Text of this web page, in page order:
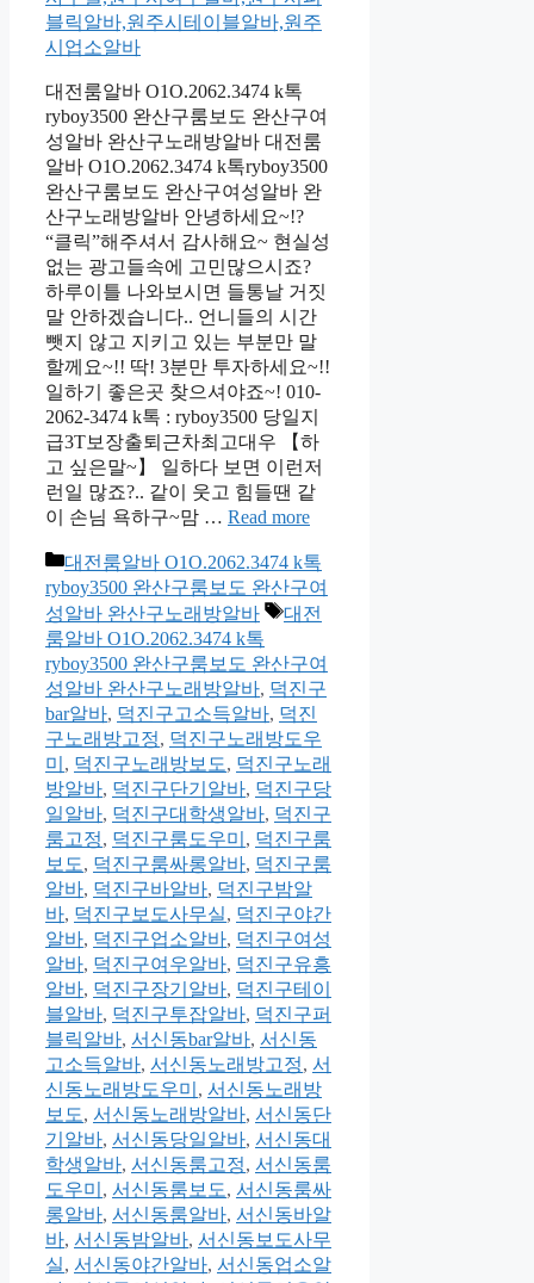
대전룸알바 O1O.2062.3474 k톡
ryboy3500 완산구룸보도 완산구여
성알바 완산구노래방알바 대전룸
알바 O1O.2062.3474 k톡ryboy3500
완산구룸보도 완산구여성알바 완
산구노래방알바 안녕하세요~!?
“클릭”해주셔서 감사해요~ 현실성
없는 광고들속에 고민많으시죠?
하루이틀 나와보시면 들통날 거짓
말 안하겠습니다.. 언니들의 시간
뺏지 않고 지키고 있는 부분만 말
할께요~!! 딱! 3분만 투자하세요~!!
일하기 좋은곳 찾으셔야죠~! 010-
2062-3474 k톡 : ryboy3500 당일지
급3T보장출퇴근차최고대우 【하
고 싶은말~】 일하다 보면 이런저
런일 많죠?.. 같이 웃고 힘들땐 같
이 손님 욕하구~맘 … Read more
카
테
고
리
대전룸알바 O1O.2062.3474 k톡
ryboy3500 완산구룸보도 완산구여
성알바 완산구노래방알바
태
대전
룸알바 O1O.2062.3474 k톡
ryboy3500 완산구룸보도 완산구여
성알바 완산구노래방알바, 덕진구
bar알바, 덕진구고소득알바, 덕진
구노래방고정, 덕진구노래방도우
미 , 덕진구노래방보도, 덕진구노래
방알바, 덕진구단기알바, 덕진구당
일알바, 덕진구대학생알바, 덕진구
룸고정, 덕진구룸도우미 , 덕진구룸
보도, 덕진구룸싸롱알바, 덕진구룸
알바, 덕진구바알바, 덕진구밤알
바, 덕진구보도사무실, 덕진구야간
알바, 덕진구업소알바, 덕진구여성
알바, 덕진구여우알바, 덕진구유흥
알바, 덕진구장기알바, 덕진구테이
블알바, 덕진구투잡알바, 덕진구퍼
블릭알바, 서신동bar알바, 서신동
고소득알바, 서신동노래방고정, 서
신동노래방도우미 , 서신동노래방
보도, 서신동노래방알바, 서신동단
기알바, 서신동당일알바, 서신동대
학생알바, 서신동룸고정, 서신동룸
도우미 , 서신동룸보도, 서신동룸싸
롱알바, 서신동룸알바, 서신동바알
바, 서신동밤알바, 서신동보도사무
실, 서신동야간알바, 서신동업소알